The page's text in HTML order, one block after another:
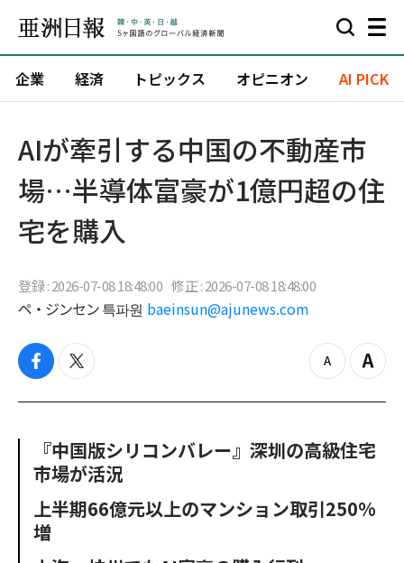
企業 経済 トピックス オピニオン AI PICK
AIが牽引する中国の不動産市
場…半導体富豪が1億円超の住
宅を購入
登録 : 2026-07-08 18:48:00 修正 : 2026-07-08 18:48:00
ペ・ジンセン 특파원 baeinsun@ajunews.com
f
c
o
k
t
i
e
r
z
o
u
Z
o
n
『中国版シリコンバレー』深圳の高級住宅
市場が活況
上半期66億元以上のマンション取引250%
増